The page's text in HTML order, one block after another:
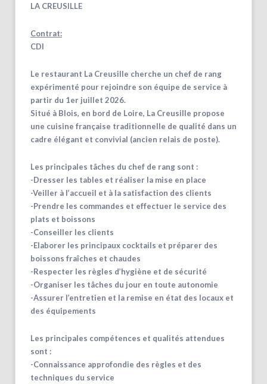
LA CREUSILLE
Contrat:
CDI
Le restaurant La Creusille cherche un chef de rang
expérimenté pour rejoindre son équipe de service à
partir du 1er juillet 2026.
Situé à Blois, en bord de Loire, La Creusille propose
une cuisine française traditionnelle de qualité dans un
cadre élégant et convivial (ancien relais de poste).
Les principales tâches du chef de rang sont :
-Dresser les tables et réaliser la mise en place
-Veiller à l’accueil et à la satisfaction des clients
-Prendre les commandes et effectuer le service des
plats et boissons
-Conseiller les clients
-Elaborer les principaux cocktails et préparer des
boissons fraîches et chaudes
-Respecter les règles d’hygiène et de sécurité
-Organiser les tâches du jour en toute autonomie
-Assurer l’entretien et la remise en état des locaux et
des équipements
Les principales compétences et qualités attendues
sont :
-Connaissance approfondie des règles et des
techniques du service